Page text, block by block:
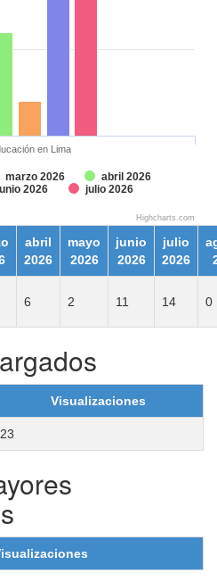
marzo 2026
abril 2026
2026
julio 2026
en Lima
Highcharts.com
abril
2026
mayo
2026
junio
2026
julio
2026
6 2 11 14 0
Visualizaciones
23